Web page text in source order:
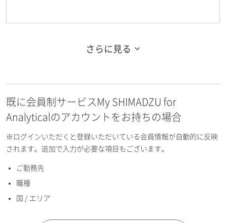
お名前フリガナ（名）
E-mailアドレス（半角英数）
さらに見る
既に会員制サービスMy SHIMADZU for
Analyticalのアカウントをお持ちの場合
※ログインいただくと登録いただいている会員情報が自動的に反映
されます。追加で入力が必要な項目もございます。
ご勤務先
職種
国 / エリア